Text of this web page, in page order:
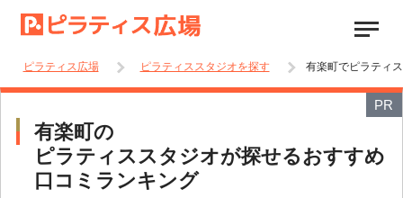
ピラティス広場 ピラティススタジオを探す 有楽町でピラティ
PR
有楽町の
ピラティススタジオが探せるおすすめ
口コミランキング